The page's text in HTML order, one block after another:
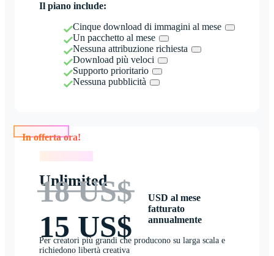
Il piano include:
Cinque download di immagini al mese
Un pacchetto al mese
Nessuna attribuzione richiesta
Download più veloci
Supporto prioritario
Nessuna pubblicità
Unlimited
18 US$
15 US$
USD al mese
fatturato
annualmente
Per creatori più grandi che producono su larga scala e
richiedono libertà creativa